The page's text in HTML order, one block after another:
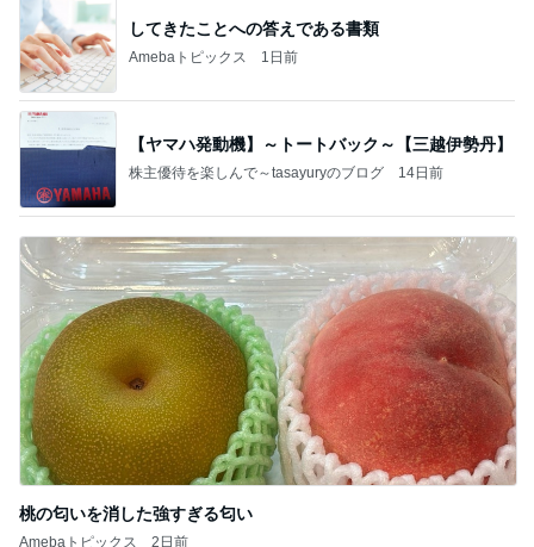
してきたことへの答えである書類
Amebaトピックス 1日前
【ヤマハ発動機】～トートバック～【三越伊勢丹】
株主優待を楽しんで～tasayuryのブログ 14日前
桃の匂いを消した強すぎる匂い
Amebaトピックス 2日前